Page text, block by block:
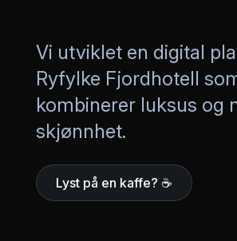
Vi utviklet en digital
Ryfylke Fjordhotell
kombinerer luksus og
skjønnhet.
Lyst på en kaffe? ☕